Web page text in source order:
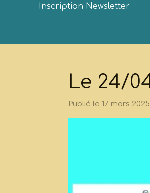
Inscription Newsletter
Le 24/
Publié le 17 mars 2025